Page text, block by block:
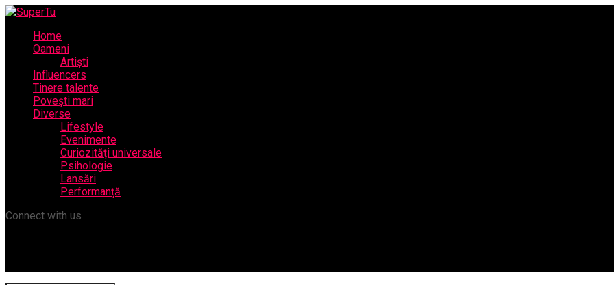
Home
Oameni
Artiști
Influencers
Tinere talente
Povești mari
Diverse
Lifestyle
Evenimente
Curiozități universale
Psihologie
Lansări
Performanță
Connect with us